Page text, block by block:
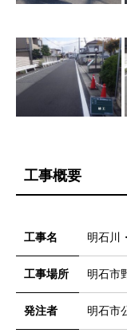
工事概要
工事名 明石川
工事場所 明石市
発注者 明石市